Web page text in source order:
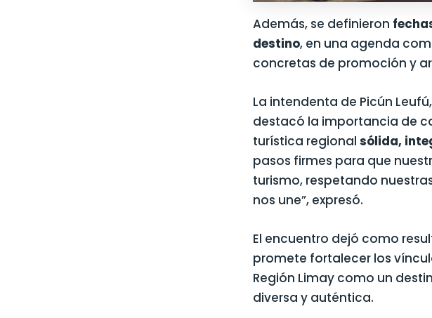
Además, se definieron
destino, en una agenda
concretas de promoción y
La intendenta de Picún Leufú,
destacó la importancia de
turística regional sólida,
pasos firmes para que
turismo, respetando
nos une”, expresó.
El encuentro dejó como
promete fortalecer los
Región Limay como un
diversa y auténtica.